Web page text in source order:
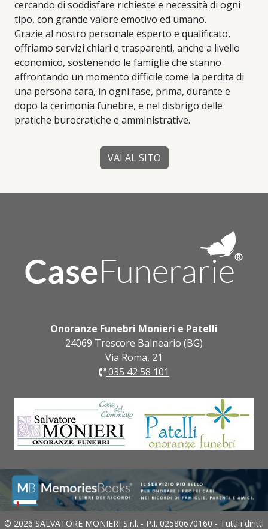
cercando di soddisfare richieste e necessità di ogni
tipo, con grande valore emotivo ed umano.
Grazie al nostro personale esperto e qualificato,
offriamo servizi chiari e trasparenti, anche a livello
economico, sostenendo le famiglie che stanno
affrontando un momento difficile come la perdita di
una persona cara, in ogni fase, prima, durante e
dopo la cerimonia funebre, e nel disbrigo delle
pratiche burocratiche e amministrative.
VAI AL SITO
Onoranze Funebri Monieri e Patelli
24069 Trescore Balneario (BG)
Via Roma, 21
035 42 58 101
© 2026 SALVATORE MONIERI S.r.l. - P.I. 02580670160 - Tutti i diritti